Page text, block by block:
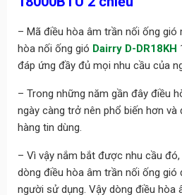
– Mã điều hòa âm trần nối ống gió
hòa nối ống gió Dairry D-DR18KH
đáp ứng đầy đủ mọi nhu cầu của
– Trong những năm gần đây điều
ngày càng trở nên phổ biến hơn
hàng tin dùng.
– Vì vậy nắm bắt được nhu cầu
dòng điều hòa âm trần nối ống gió
người sử dụng. Vậy dòng điều hòa